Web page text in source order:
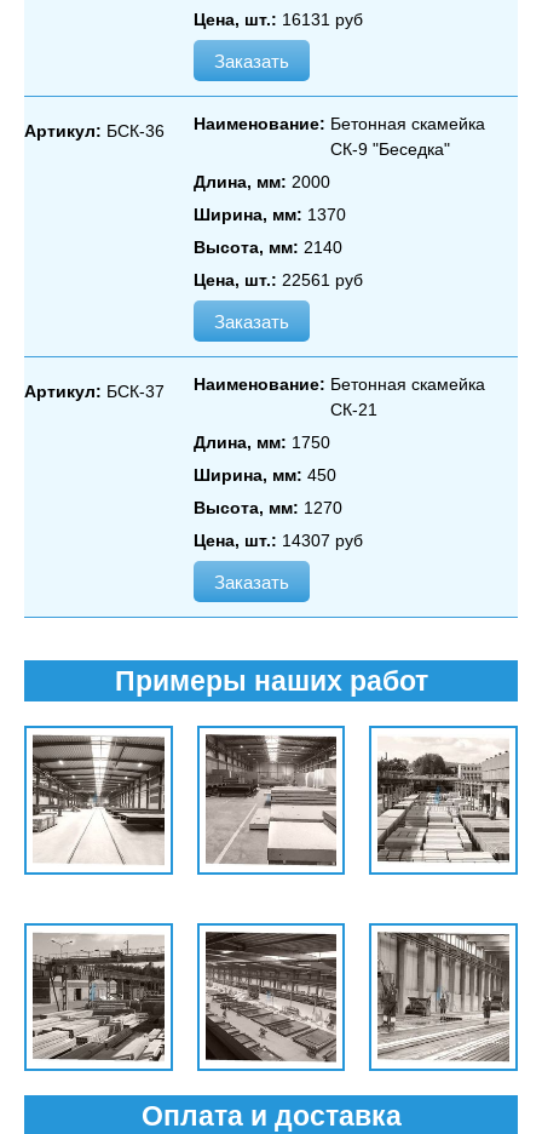
Цена, шт.: 16131 руб
Заказать
Артикул: БСК-36 Наименование: Бетонная скамейка
СК‑9 "Беседка"
Длина, мм: 2000
Ширина, мм: 1370
Высота, мм: 2140
Цена, шт.: 22561 руб
Заказать
Артикул: БСК-37 Наименование: Бетонная скамейка
СК‑21
Длина, мм: 1750
Ширина, мм: 450
Высота, мм: 1270
Цена, шт.: 14307 руб
Заказать
Примеры наших работ
Оплата и доставка